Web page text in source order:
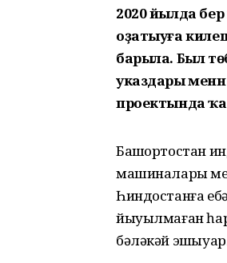
2020 йылда
оҙатыуға
барыла. Был
указдары
проектында
Башҡортостан
машиналары
Һиндостанға
йыуылмаған
бәләкәй